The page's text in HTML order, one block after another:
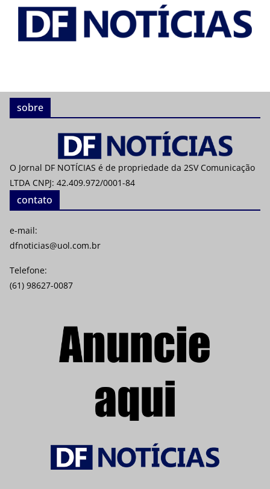
sobre
O Jornal DF NOTÍCIAS é de propriedade da 2SV Comunicação
LTDA CNPJ: 42.409.972/0001-84
contato
e-mail:
dfnoticias@uol.com.br
Telefone:
(61) 98627-0087